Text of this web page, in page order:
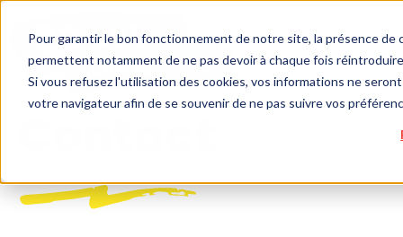
Pour garantir le bon fonctionnement de notre site, la présence
permettent notamment de ne pas devoir à chaque fois
Si vous refusez l'utilisation des cookies, vos informations ne
votre navigateur afin de se souvenir de ne pas suivre vos